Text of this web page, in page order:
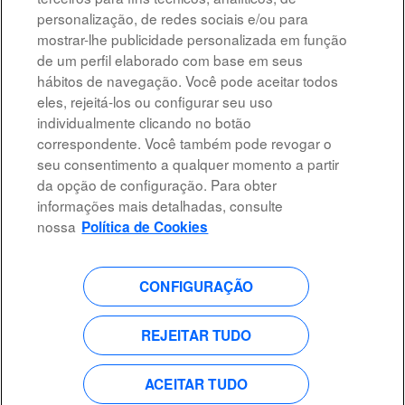
Selecione a frequência (em dias) de recebimento de alertas:
Criar alerta
Advertência legal
Acessibilidade
Proteção de dados
b
e
m
a
A
b
r
e
e
m
u
m
a
A
b
r
e
e
m
u
m
a
personalização, de redes sociais e/ou para
mostrar-lhe publicidade personalizada em função
de um perfil elaborado com base em seus
hábitos de navegação. Você pode aceitar todos
eles, rejeitá-los ou configurar seu uso
individualmente clicando no botão
correspondente. Você também pode revogar o
seu consentimento a qualquer momento a partir
da opção de configuração. Para obter
informações mais detalhadas, consulte
nossa Política de Cookies
CONFIGURAÇÃO
REJEITAR TUDO
ACEITAR TUDO